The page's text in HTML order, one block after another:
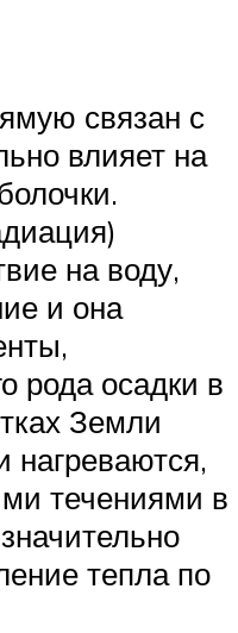
связан с
влияет на
на воду,
и она
рода осадки в
Земли
нагреваются,
течениями в
тепла по